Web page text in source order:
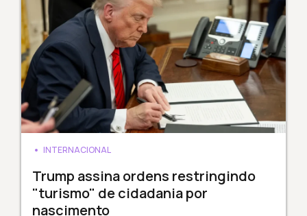
INTERNACIONAL
Trump assina ordens restringindo
"turismo" de cidadania por
nascimento